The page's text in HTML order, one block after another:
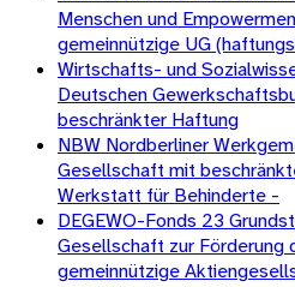
Menschen und
gemeinnützige UG
Wirtschafts- und
Deutschen
beschränkter Haftung
NBW Nordberliner
Gesellschaft mit
Werkstatt für Behinderte -
DEGEWO-Fonds 23
Gesellschaft zur Förderung
gemeinnützige